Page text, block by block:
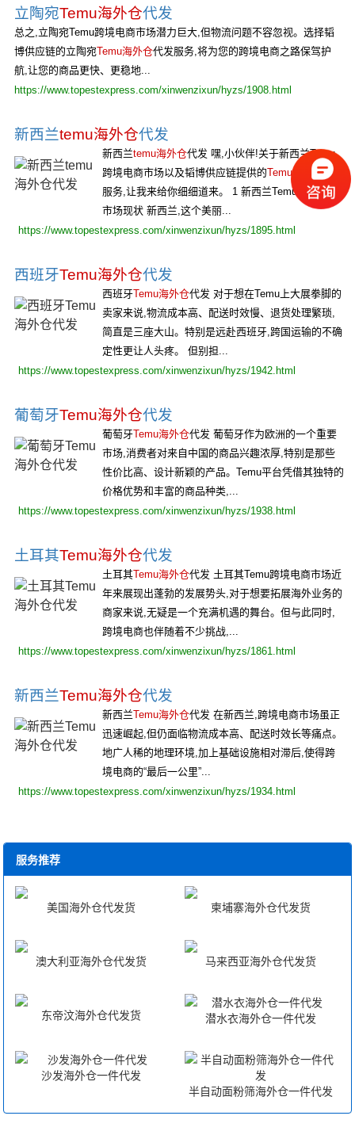
立陶宛Temu海外仓代发
总之,立陶宛Temu跨境电商市场潜力巨大,但物流问题不容忽视。选择韬
博供应链的立陶宛Temu海外仓代发服务,将为您的跨境电商之路保驾护
航,让您的商品更快、更稳地...
https://www.topestexpress.com/xinwenzixun/hyzs/1908.html
新西兰temu海外仓代发
新西兰temu海外仓代发 嘿,小伙伴!关于新西兰Temu
跨境电商市场以及韬博供应链提供的Temu海外仓代发
服务,让我来给你细细道来。 1 新西兰Temu跨境电商
市场现状 新西兰,这个美丽...
https://www.topestexpress.com/xinwenzixun/hyzs/1895.html
西班牙Temu海外仓代发
西班牙Temu海外仓代发 对于想在Temu上大展拳脚的
卖家来说,物流成本高、配送时效慢、退货处理繁琐,
简直是三座大山。特别是远赴西班牙,跨国运输的不确
定性更让人头疼。 但别担...
https://www.topestexpress.com/xinwenzixun/hyzs/1942.html
葡萄牙Temu海外仓代发
葡萄牙Temu海外仓代发 葡萄牙作为欧洲的一个重要
市场,消费者对来自中国的商品兴趣浓厚,特别是那些
性价比高、设计新颖的产品。Temu平台凭借其独特的
价格优势和丰富的商品种类,...
https://www.topestexpress.com/xinwenzixun/hyzs/1938.html
土耳其Temu海外仓代发
土耳其Temu海外仓代发 土耳其Temu跨境电商市场近
年来展现出蓬勃的发展势头,对于想要拓展海外业务的
商家来说,无疑是一个充满机遇的舞台。但与此同时,
跨境电商也伴随着不少挑战,...
https://www.topestexpress.com/xinwenzixun/hyzs/1861.html
新西兰Temu海外仓代发
新西兰Temu海外仓代发 在新西兰,跨境电商市场虽正
迅速崛起,但仍面临物流成本高、配送时效长等痛点。
地广人稀的地理环境,加上基础设施相对滞后,使得跨
境电商的“最后一公里”...
https://www.topestexpress.com/xinwenzixun/hyzs/1934.html
服务推荐
美国海外仓代发货 柬埔寨海外仓代发货
澳大利亚海外仓代发货 马来西亚海外仓代发货
东帝汶海外仓代发货 潜水衣海外仓一件代发
沙发海外仓一件代发
半自动面粉筛海外仓一件代发